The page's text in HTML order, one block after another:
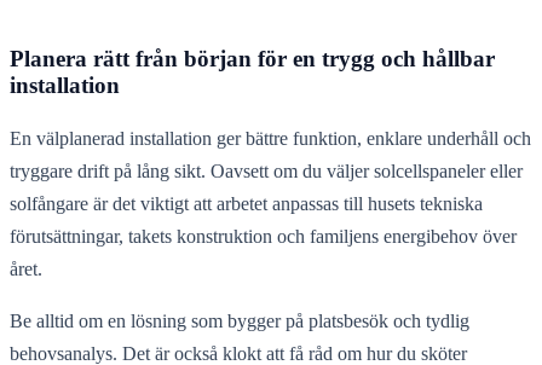
Planera rätt från början för en trygg och hållbar
installation
En välplanerad installation ger bättre funktion, enklare underhåll och
tryggare drift på lång sikt. Oavsett om du väljer solcellspaneler eller
solfångare är det viktigt att arbetet anpassas till husets tekniska
förutsättningar, takets konstruktion och familjens energibehov över
året.
Be alltid om en lösning som bygger på platsbesök och tydlig
behovsanalys. Det är också klokt att få råd om hur du sköter